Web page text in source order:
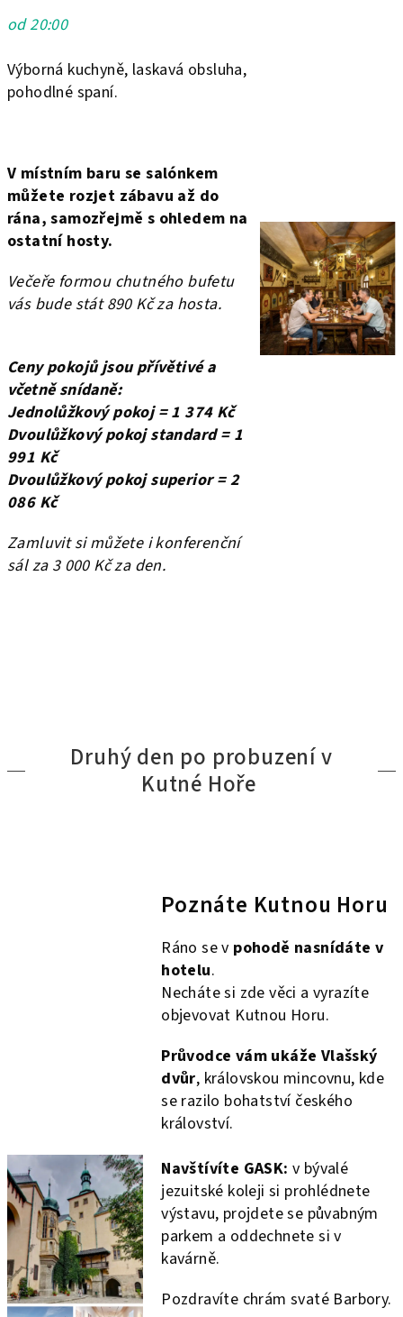
od 20:00
Výborná kuchyně, laskavá obsluha,
pohodlné spaní.
V místním baru se salónkem
můžete rozjet zábavu až do
rána, samozřejmě s ohledem na
ostatní hosty.
Večeře formou chutného bufetu
vás bude stát 890 Kč za hosta.
Ceny pokojů jsou přívětivé a
včetně snídaně:
Jednolůžkový pokoj = 1 374 Kč
Dvoulůžkový pokoj standard = 1
991 Kč
Dvoulůžkový pokoj superior = 2
086 Kč
Zamluvit si můžete i konferenční
sál za 3 000 Kč za den.
Druhý den po probuzení v
Kutné Hoře
Poznáte Kutnou Horu
Ráno se v pohodě nasnídáte v
hotelu.
Necháte si zde věci a vyrazíte
objevovat Kutnou Horu.
Průvodce vám ukáže Vlašský
dvůr, královskou mincovnu, kde
se razilo bohatství českého
království.
Navštívíte GASK: v bývalé
jezuitské koleji si prohlédnete
výstavu, projdete se půvabným
parkem a oddechnete si v
kavárně.
Pozdravíte chrám svaté Barbory.